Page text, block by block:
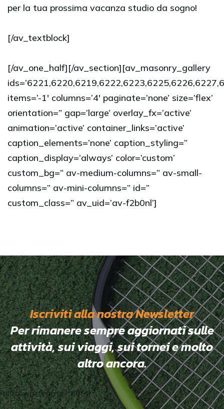
per la tua prossima vacanza studio da sogno!
[/av_textblock]
[/av_one_half][/av_section][av_masonry_gallery
items=’-1′ columns=’4′ paginate=’none’ size=’flex’
orientation=” gap=’large’ overlay_fx=’active’
animation=’active’ container_links=’active’
caption_elements=’none’ caption_styling=”
caption_display=’always’ color=’custom’
custom_bg=” av-medium-columns=” av-small-
columns=” av-mini-columns=” id=”
custom_class=” av_uid=’av-f2b0nl’]
Iscriviti alla nostra Newsletter
Per rimanere sempre aggiornati sulle
attività, sui viaggi, sui tornei e molto
altro ancora.
[mc4wp_form id="806"]